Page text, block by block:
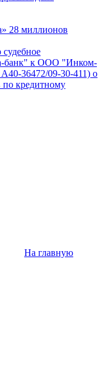
28 миллионов
банк" к ООО "Инком-
36472/09-30-411) о
по кредитному
На главную